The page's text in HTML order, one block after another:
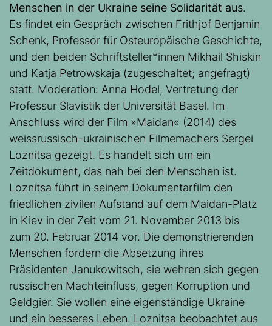
Menschen in der Ukraine seine Solidarität aus.
Es findet ein Gespräch zwischen Frithjof Benjamin
Schenk, Professor für Osteuropäische Geschichte,
und den beiden Schriftsteller*innen Mikhail Shiskin
und Katja Petrowskaja (zugeschaltet; angefragt)
statt. Moderation: Anna Hodel, Vertretung der
Professur Slavistik der Universität Basel. Im
Anschluss wird der Film »Maidan« (2014) des
weissrussisch-ukrainischen Filmemachers Sergei
Loznitsa gezeigt. Es handelt sich um ein
Zeitdokument, das nah bei den Menschen ist.
Loznitsa führt in seinem Dokumentarfilm den
friedlichen zivilen Aufstand auf dem Maidan-Platz
in Kiev in der Zeit vom 21. November 2013 bis
zum 20. Februar 2014 vor. Die demonstrierenden
Menschen fordern die Absetzung ihres
Präsidenten Janukowitsch, sie wehren sich gegen
russischen Machteinfluss, gegen Korruption und
Geldgier. Sie wollen eine eigenständige Ukraine
und ein besseres Leben. Loznitsa beobachtet aus